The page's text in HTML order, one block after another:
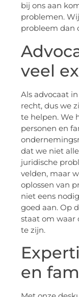
bij ons aan
problemen.
probleem dan
veel
Als advocaat
recht, dus we
te helpen. We
personen en
dat we niet
juridische
velden, maar
oplossen van
niet eens
goed aan. Op
staat om waar
te zijn.
en